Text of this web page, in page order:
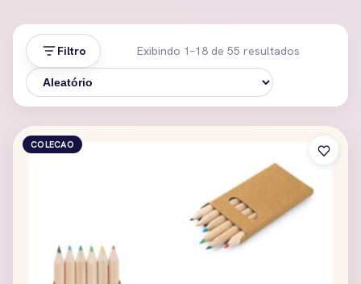
Filtro Exibindo 1–18 de 55 resultados
COLECAO